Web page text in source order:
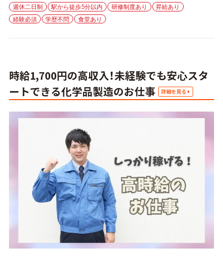
週休二日制
駅から徒歩5分以内 研修制度あり
昇給あり
経験必須
学歴不問 食堂あり
時給1,700円の高収入！未経験でも安心スタ
ートできる化学品製造のお仕事
詳細を見る